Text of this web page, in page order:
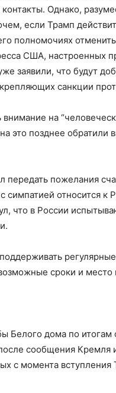
Однако,
если Трамп
полномочиях
США, настроенных
заявили, что будут
санкции
на
это позднее
передать пожелания
симпатией относится к
что в России
сроки и
дома по итогам
сообщения
с момента